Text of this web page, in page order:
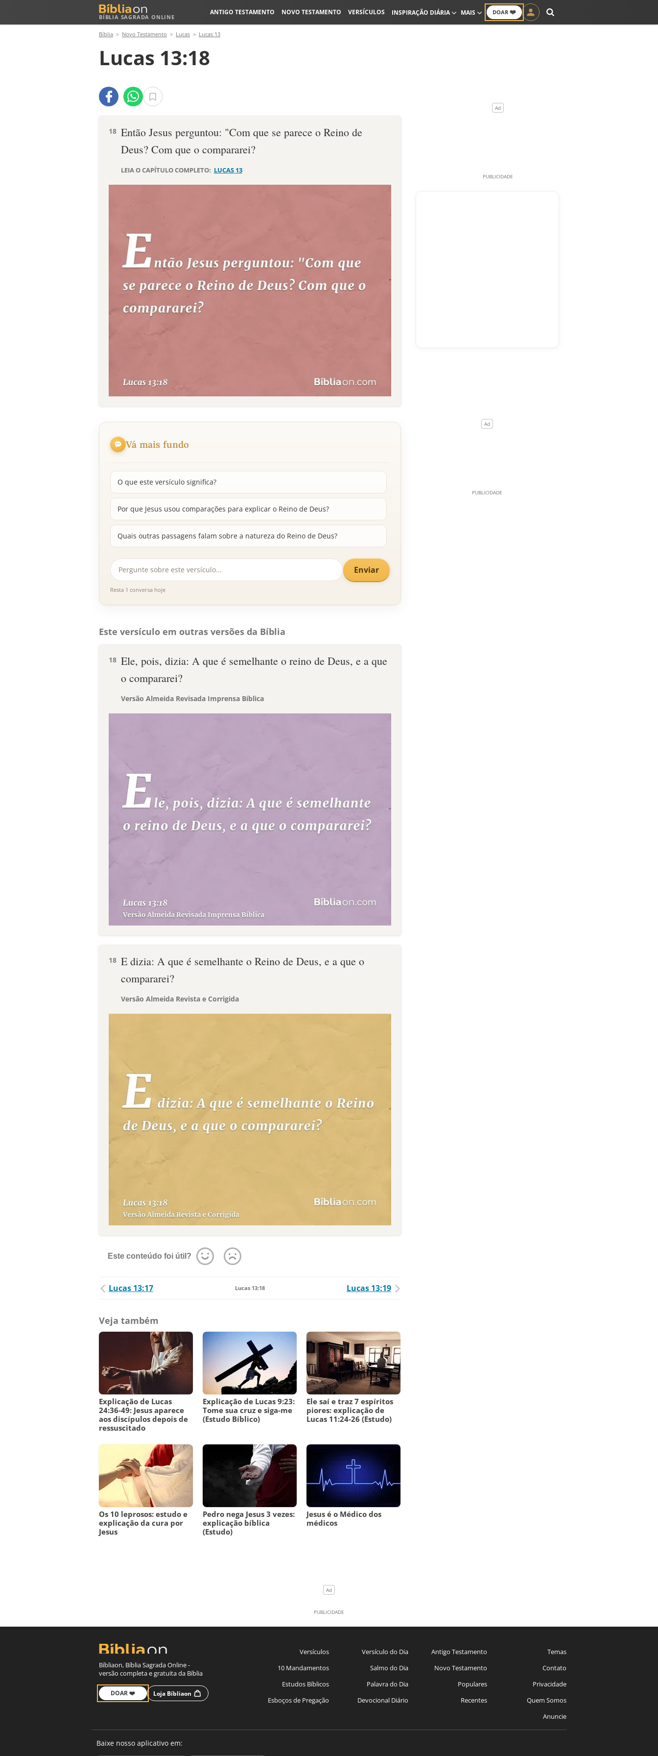
BÍBLIA SAGRADA ONLINE
DOAR ❤️
ANTIGO TESTAMENTO NOVO TESTAMENTO VERSÍCULOS INSPIRAÇÃO DIÁRIA MAIS
Bíblia Novo Testamento Lucas Lucas 13
Lucas 13:18
18 Então Jesus perguntou: "Com que se parece o Reino de
Deus? Com que o compararei?
LEIA O CAPÍTULO COMPLETO: LUCAS 13
Vá mais fundo
O que este versículo significa?
Por que Jesus usou comparações para explicar o Reino de Deus?
Quais outras passagens falam sobre a natureza do Reino de Deus?
Enviar
Resta 1 conversa hoje
Este versículo em outras versões da Bíblia
18 Ele, pois, dizia: A que é semelhante o reino de Deus, e a que
o compararei?
Versão Almeida Revisada Imprensa Bíblica
18 E dizia: A que é semelhante o Reino de Deus, e a que o
compararei?
Versão Almeida Revista e Corrigida
Este conteúdo foi útil?
Lucas 13:17 Lucas 13:18 Lucas 13:19
Veja também
Explicação de Lucas
24:36-49: Jesus aparece
aos discípulos depois de
ressuscitado
Explicação de Lucas 9:23:
Tome sua cruz e siga-me
(Estudo Bíblico)
Ele saí e traz 7 espíritos
piores: explicação de
Lucas 11:24-26 (Estudo)
Os 10 leprosos: estudo e
explicação da cura por
Jesus
Pedro nega Jesus 3 vezes:
explicação bíblica
(Estudo)
Jesus é o Médico dos
médicos
Bíbliaon, Bíblia Sagrada Online -
versão completa e gratuita da Bíblia
DOAR ❤️ Loja Bíbliaon
Versículos
10 Mandamentos
Estudos Bíblicos
Esboços de Pregação
Versículo do Dia
Salmo do Dia
Palavra do Dia
Devocional Diário
Antigo Testamento
Novo Testamento
Populares
Recentes
Temas
Contato
Privacidade
Quem Somos
Anuncie
Baixe nosso aplicativo em: